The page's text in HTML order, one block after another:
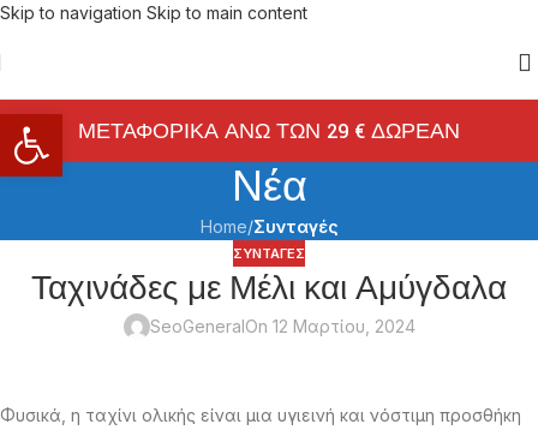
Skip to navigation Skip to main content
ΜΕΤΑΦΟΡΙΚΑ ΑΝΩ ΤΩΝ 29 € ΔΩΡΕΑΝ
Νέα
Home/Συνταγές
ΣΥΝΤΑΓΈΣ
Ταχινάδες με Μέλι και Αμύγδαλα
SeoGeneralOn 12 Μαρτίου, 2024
Φυσικά, η ταχίνι ολικής είναι μια υγιεινή και νόστιμη προσθήκη
Ανοίξτε τη γραμμή εργαλείων